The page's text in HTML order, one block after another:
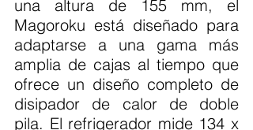
una altura de 155 mm, el
Magoroku está diseñado para
adaptarse a una gama más
amplia de cajas al tiempo que
ofrece un diseño completo de
disipador de calor de doble
pila. El refrigerador mide 134 x